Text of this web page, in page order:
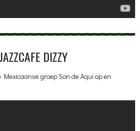
DIZZY
groep Son de Aqui op en